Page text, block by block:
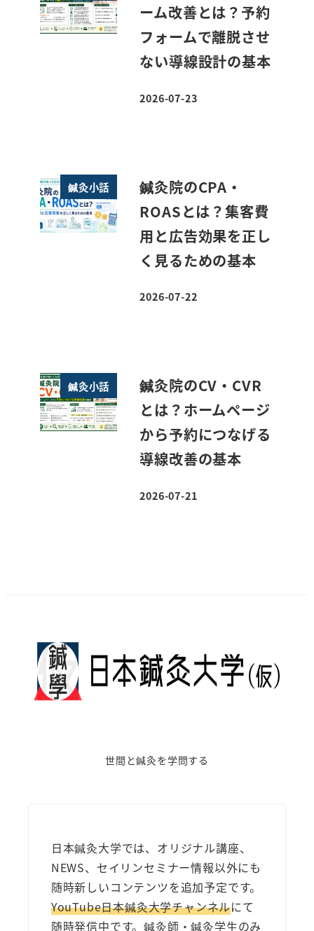
ーム改善とは？予約
フォームで離脱させ
ない導線設計の基本
投稿日
2026-07-23
鍼灸小話
鍼灸院のCPA・
ROASとは？集客費
用と広告効果を正し
く見るための基本
投稿日
2026-07-22
鍼灸小話
鍼灸院のCV・CVR
とは？ホームページ
から予約につなげる
導線改善の基本
投稿日
2026-07-21
世間と鍼灸を学問する
日本鍼灸大学では、オリジナル講座、
NEWS、セイリンセミナー情報以外にも
随時新しいコンテンツを追加予定です。
YouTube日本鍼灸大学チャンネルにて
随時発信中です。鍼灸師・鍼灸学生のみ